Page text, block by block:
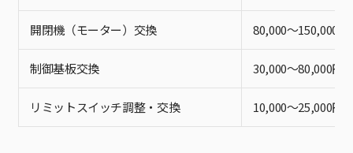
開閉機（モーター）交換 80,000〜150,000円
制御基板交換 30,000〜80,000円
リミットスイッチ調整・交換 10,000〜25,000円